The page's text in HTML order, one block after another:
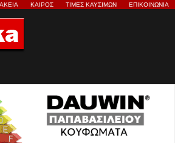
ΚΑΙΡΟΣ ΤΙΜΕΣ ΚΑΥΣΙΜΩΝ ΕΠΙΚΟΙΝΩΝΙΑ